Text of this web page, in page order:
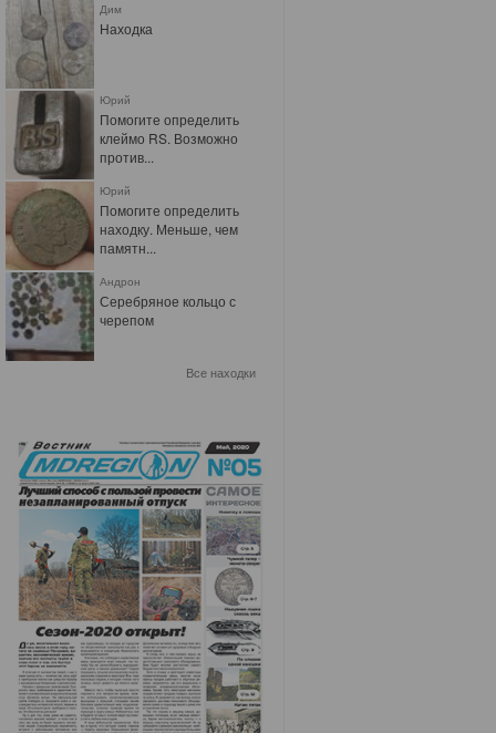
Дим
Находка
Юрий
Помогите определить
клеймо RS. Возможно
против...
Юрий
Помогите определить
находку. Меньше, чем
памятн...
Андрон
Серебряное кольцо с
черепом
Все находки